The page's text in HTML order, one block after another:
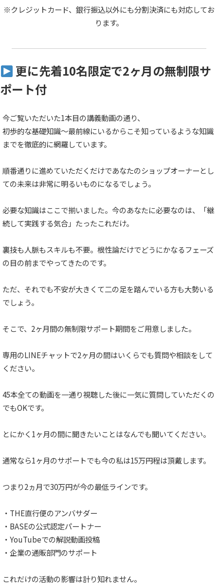
※クレジットカード、銀行振込以外にも分割決済にも対応してお
ります。
更に先着10名限定で2ヶ月の無制限サ
ポート付
今ご覧いただいた1本目の講義動画の通り、
初歩的な基礎知識～最前線にいるからこそ知っているような知識
までを徹底的に網羅しています。
順番通りに進めていただくだけであなたのショップオーナーとし
ての未来は非常に明るいものになるでしょう。
必要な知識はここで揃いました。今のあなたに必要なのは、「継
続して実践する気合」たったこれだけ。
裏技も人脈もスキルも不要。根性論だけでどうにかなるフェーズ
の目の前までやってきたのです。
ただ、それでも不安が大きくて二の足を踏んでいる方も大勢いる
でしょう。
そこで、2ヶ月間の無制限サポート期間をご用意しました。
専用のLINEチャットで2ヶ月の間はいくらでも質問や相談をして
ください。
45本全ての動画を一通り視聴した後に一気に質問していただくの
でもOKです。
とにかく1ヶ月の間に聞きたいことはなんでも聞いてください。
通常なら1ヶ月のサポートでも今の私は15万円程は頂戴します。
つまり2ヵ月で30万円が今の最低ラインです。
・THE直行便のアンバサダー
・BASEの公式認定パートナー
・YouTubeでの解説動画投稿
・企業の通販部門のサポート
これだけの活動の影響は計り知れません。